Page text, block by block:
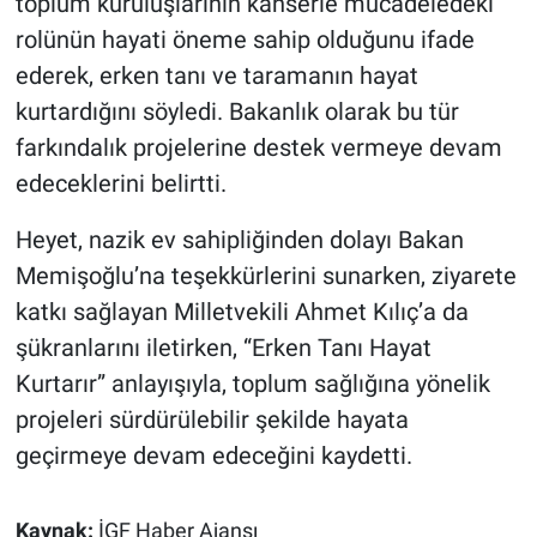
rolünün hayati öneme sahip olduğunu ifade
ederek, erken tanı ve taramanın hayat
kurtardığını söyledi. Bakanlık olarak bu tür
farkındalık projelerine destek vermeye devam
edeceklerini belirtti.
Heyet, nazik ev sahipliğinden dolayı Bakan
Memişoğlu’na teşekkürlerini sunarken, ziyarete
katkı sağlayan Milletvekili Ahmet Kılıç’a da
şükranlarını iletirken, “Erken Tanı Hayat
Kurtarır” anlayışıyla, toplum sağlığına yönelik
projeleri sürdürülebilir şekilde hayata
geçirmeye devam edeceğini kaydetti.
Kaynak: İGF Haber Ajansı